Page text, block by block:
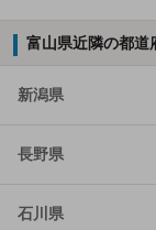
富山県近隣の都道
新潟県
長野県
石川県